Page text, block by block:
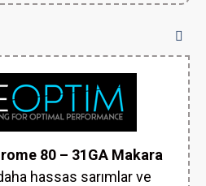
80 – 31GA Makara
hassas sarımlar ve